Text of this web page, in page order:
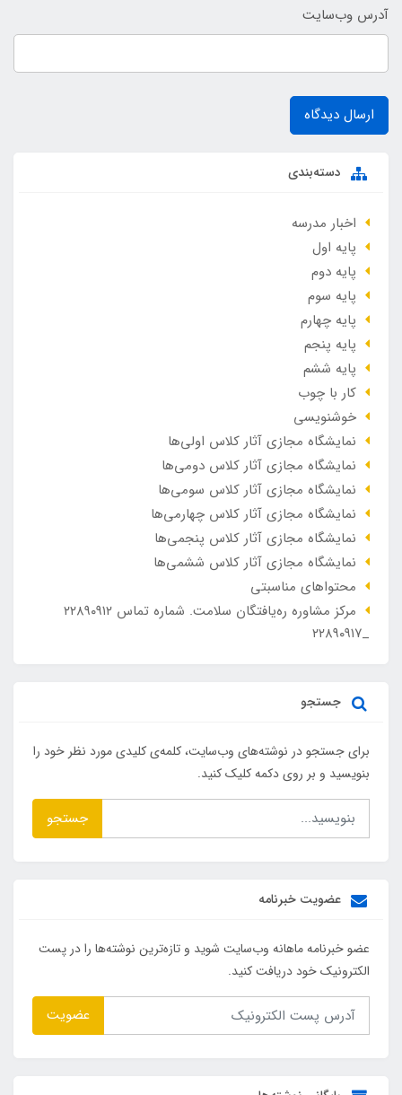
آدرس وب‌سایت
ارسال دیدگاه
دسته‌بندی
اخبار مدرسه
پایه اول
پایه دوم
پایه سوم
پایه چهارم
پایه پنجم
پایه ششم
کار با چوب
خوشنویسی
نمایشگاه مجازی آثار کلاس اولی‌ها
نمایشگاه مجازی آثار کلاس دومی‌ها
نمایشگاه مجازی آثار کلاس سومی‌ها
نمایشگاه مجازی آثار کلاس چهارمی‌ها
نمایشگاه مجازی آثار کلاس پنجمی‌ها
نمایشگاه مجازی آثار کلاس ششمی‌ها
محتواهای مناسبتی
مرکز مشاوره ره‌یافتگان سلامت. شماره تماس ۲۲۸۹۰۹۱۲
_۲۲۸۹۰۹۱۷
جستجو
برای جستجو در نوشته‌های وب‌سایت، کلمه‌ی کلیدی مورد نظر خود را
بنویسید و بر روی دکمه کلیک کنید.
جستجو
عضویت خبرنامه
عضو خبرنامه ماهانه وب‌سایت شوید و تازه‌ترین نوشته‌ها را در پست
الکترونیک خود دریافت کنید.
عضویت